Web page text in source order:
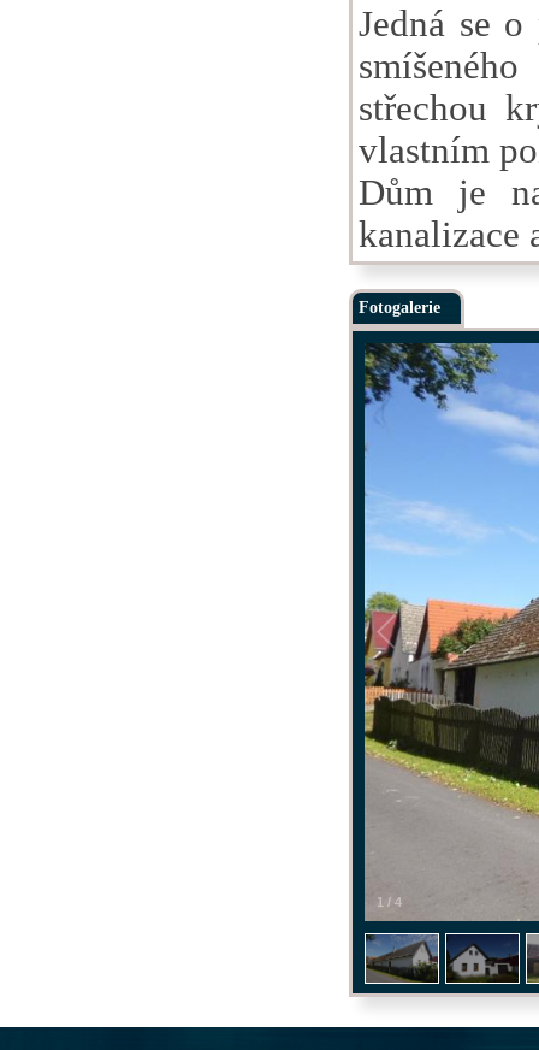
Jedná se
střechou
vlastním
Dům je
kanalizace
Fotogalerie
1 / 4